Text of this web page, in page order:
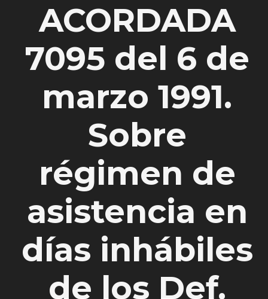
ACORDADA
7095 del 6 de
marzo 1991.
Sobre
régimen de
asistencia en
días inhábiles
de los Def.